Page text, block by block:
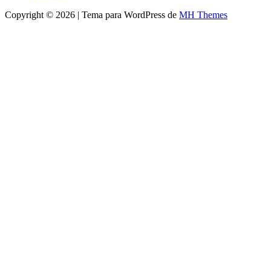
Copyright © 2026 | Tema para WordPress de MH Themes